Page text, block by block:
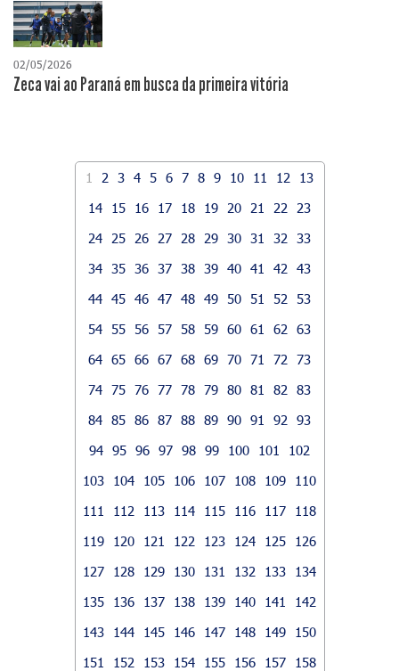
02/05/2026
Zeca vai ao Paraná em busca da primeira vitória
1 2 3 4 5 6 7 8 9 10 11 12
13
14
15 16 17 18 19 20 21 22
23
24
25 26 27 28 29 30 31 32
33
34
35 36 37 38 39 40 41 42
43
44 45 46 47 48 49 50 51 52
53
54
55 56 57 58 59 60 61 62
63
64 65 66 67 68 69 70 71 72
73
74 75 76 77 78 79 80 81 82
83
84 85 86 87 88 89 90 91 92
93
94 95 96 97 98 99 100 101
102
103
104 105 106 107 108 109
110
111
112 113 114 115 116 117
118
119
120 121 122 123 124 125
126
127
128 129 130 131 132 133
134
135
136 137 138 139 140 141
142
143
144 145 146 147 148 149
150
151
152 153 154 155 156 157
158